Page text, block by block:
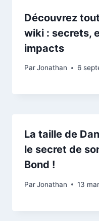
Découvrez
wiki : secrets,
impacts
ParJonathan 6
La taille de
le secret de
Bond !
ParJonathan 13